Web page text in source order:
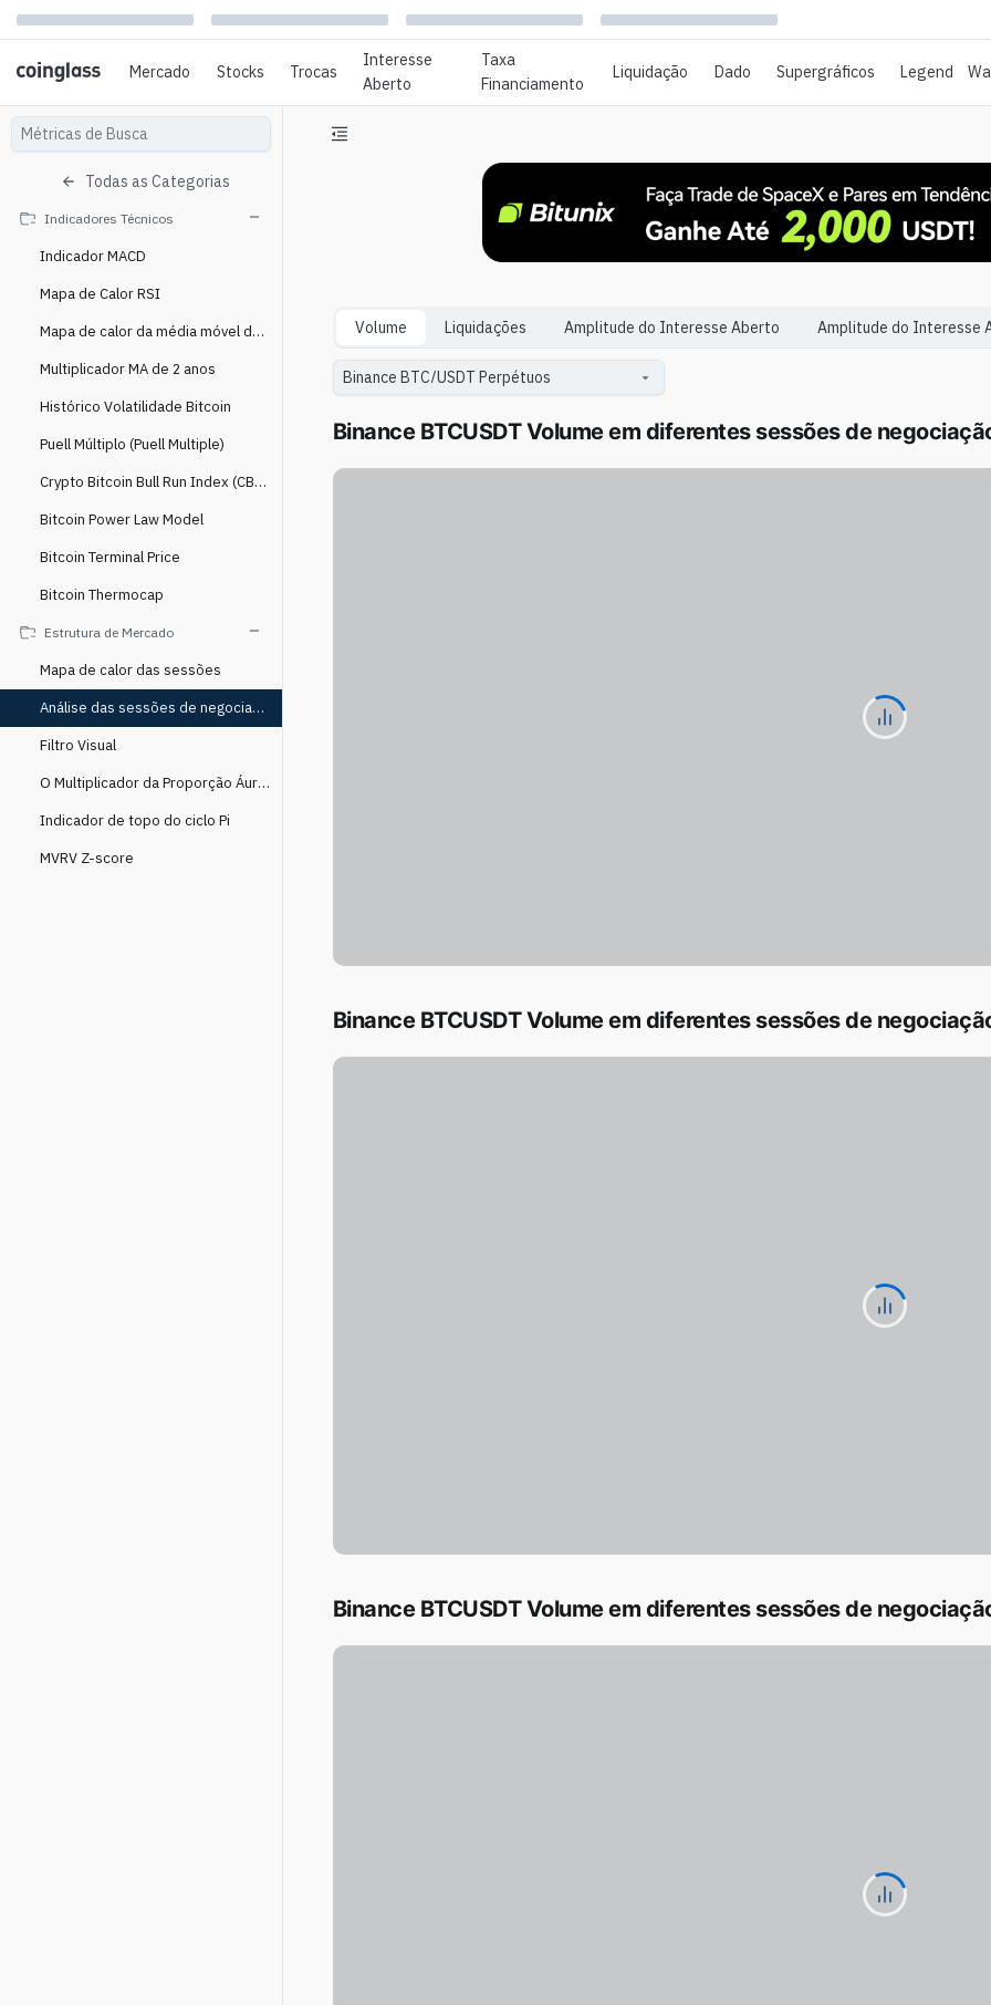
Mercado Stocks Trocas
Interesse
Aberto
Taxa
Financiamento
Liquidação Dado Supergráficos Legend
Todas as Categorias
Indicadores Técnicos
Indicador MACD
Mapa de Calor RSI
Mapa de calor da média móvel de 200 semanas
Multiplicador MA de 2 anos
Histórico Volatilidade Bitcoin
Puell Múltiplo (Puell Multiple)
Crypto Bitcoin Bull Run Index (CBBI)
Bitcoin Power Law Model
Bitcoin Terminal Price
Bitcoin Thermocap
Estrutura de Mercado
Mapa de calor das sessões
Análise das sessões de negociação
Filtro Visual
O Multiplicador da Proporção Áurea
Indicador de topo do ciclo Pi
MVRV Z-score
Volume Liquidações Amplitude do Interesse Aberto Amplitude do Interesse
Binance BTCUSDT Volume em diferentes sessões de
Binance BTCUSDT Volume em diferentes sessões de
Binance BTCUSDT Volume em diferentes sessões de